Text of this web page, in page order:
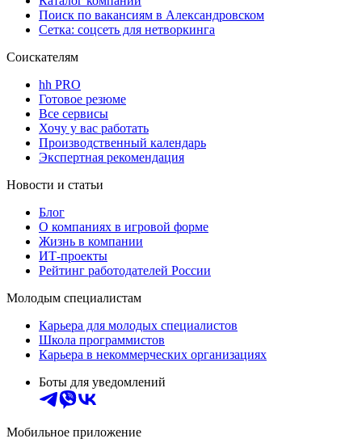
Поиск по вакансиям в Александровском
Сетка: соцсеть для нетворкинга
Соискателям
hh PRO
Готовое резюме
Все сервисы
Хочу у вас работать
Производственный календарь
Экспертная рекомендация
Новости и статьи
Блог
О компаниях в игровой форме
Жизнь в компании
ИТ-проекты
Рейтинг работодателей России
Молодым специалистам
Карьера для молодых специалистов
Школа программистов
Карьера в некоммерческих организациях
Боты для уведомлений
Мобильное приложение